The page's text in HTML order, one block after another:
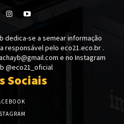
dedica-se a semear informação
responsável pelo eco21.eco.br .
e no Instagram
@eco21_oficial
Sociais